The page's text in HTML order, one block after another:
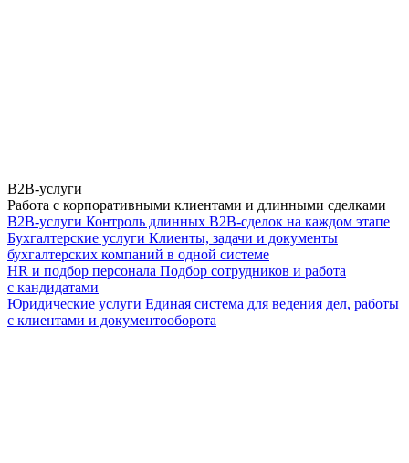
B2B-услуги
Работа с корпоративными клиентами и длинными сделками
B2B-услуги Контроль длинных B2B-сделок на каждом этапе
Бухгалтерские услуги Клиенты, задачи и документы
бухгалтерских компаний в одной системе
HR и подбор персонала Подбор сотрудников и работа
с кандидатами
Юридические услуги Единая система для ведения дел, работы
с клиентами и документооборота